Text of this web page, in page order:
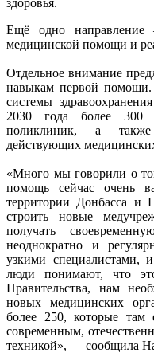
Ещё одно направление
медицинской помощи и
Отдельное внимание
навыкам первой
системы
2030 года более
поликлиник, а
действующих
«Много мы говорили о
помощь сейчас очень
территории Донбасса и
строить новые
получать
неоднократно и
узкими
люди понимают, что
Правительства, нам
новых медицинских
более 250, которые там
современным,
техникой», — сообщила